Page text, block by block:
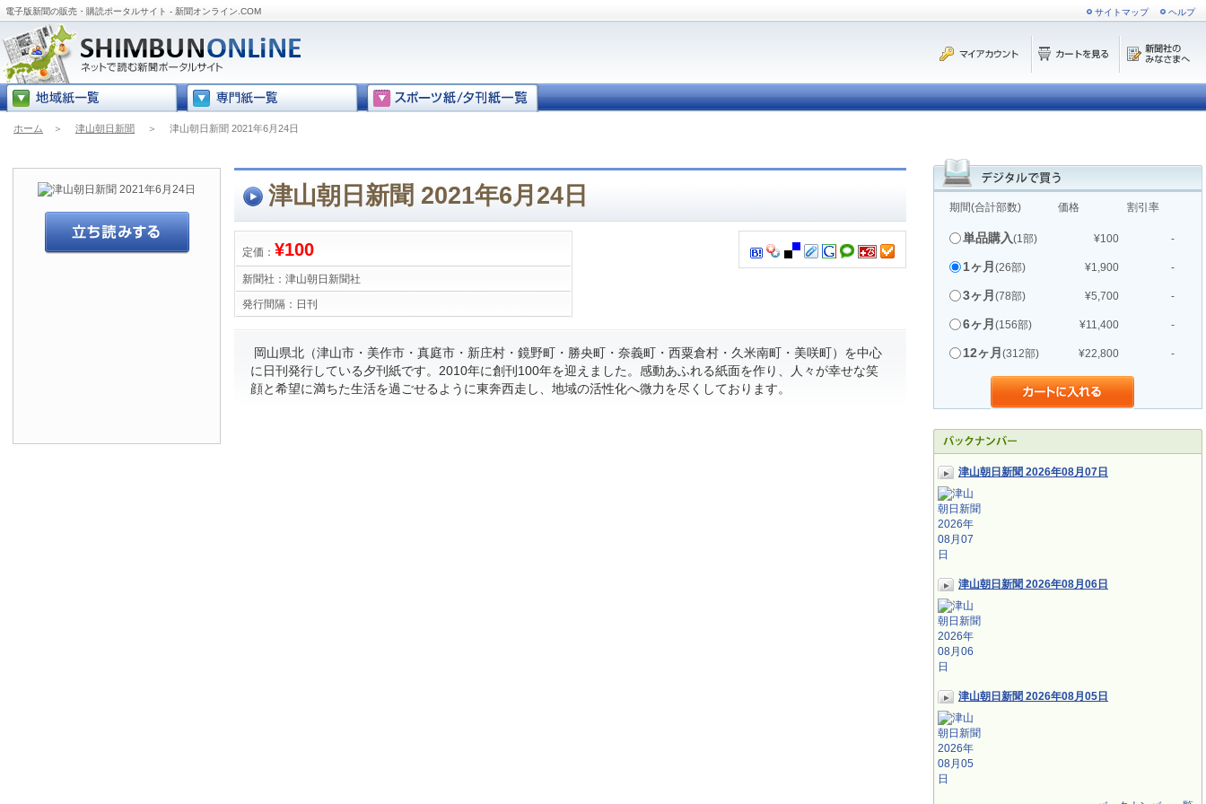
電子版新聞の販売・購読ポータルサイト - 新聞オンライン.COM サイトマップ ヘルプ
ホーム ＞ 津山朝日新聞 ＞ 津山朝日新聞 2021年6月24日
期間(合計部数) 価格 割引率
単品購入(1部) ¥100 -
1ヶ月 (26部) ¥1,900 -
3ヶ月 (78部) ¥5,700 -
6ヶ月 (156部) ¥11,400 -
12ヶ月 (312部) ¥22,800 -
津山朝日新聞 2026年08月07日
津山朝日新聞 2026年08月06日
津山朝日新聞 2026年08月05日
津山朝日新聞 2021年6月24日
定価： ¥100
新聞社： 津山朝日新聞社
発行間隔： 日刊
岡山県北（津山市・美作市・真庭市・新庄村・鏡野町・勝央町・奈義町・西粟倉村・久米南町・美咲町）を中心
に日刊発行している夕刊紙です。2010年に創刊100年を迎えました。感動あふれる紙面を作り、人々が幸せな笑
顔と希望に満ちた生活を過ごせるように東奔西走し、地域の活性化へ微力を尽くしております。